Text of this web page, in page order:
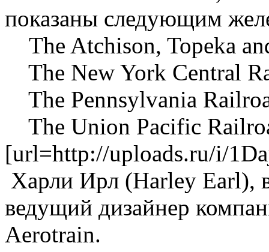
показаны следующим
The Atchison, Topeka
The New York Central
The Pennsylvania
The Union Pacific
[url=http://uploads.ru/i/
Харли Ирл (Harley Earl),
ведущий дизайнер
Aerotrain.